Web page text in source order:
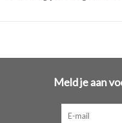
Meld je aan